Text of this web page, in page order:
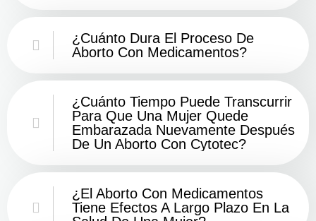
¿Cuánto Dura El Proceso De
Aborto Con Medicamentos?
¿Cuánto Tiempo Puede Transcurrir
Para Que Una Mujer Quede
Embarazada Nuevamente Después
De Un Aborto Con Cytotec?
¿El Aborto Con Medicamentos
Tiene Efectos A Largo Plazo En La